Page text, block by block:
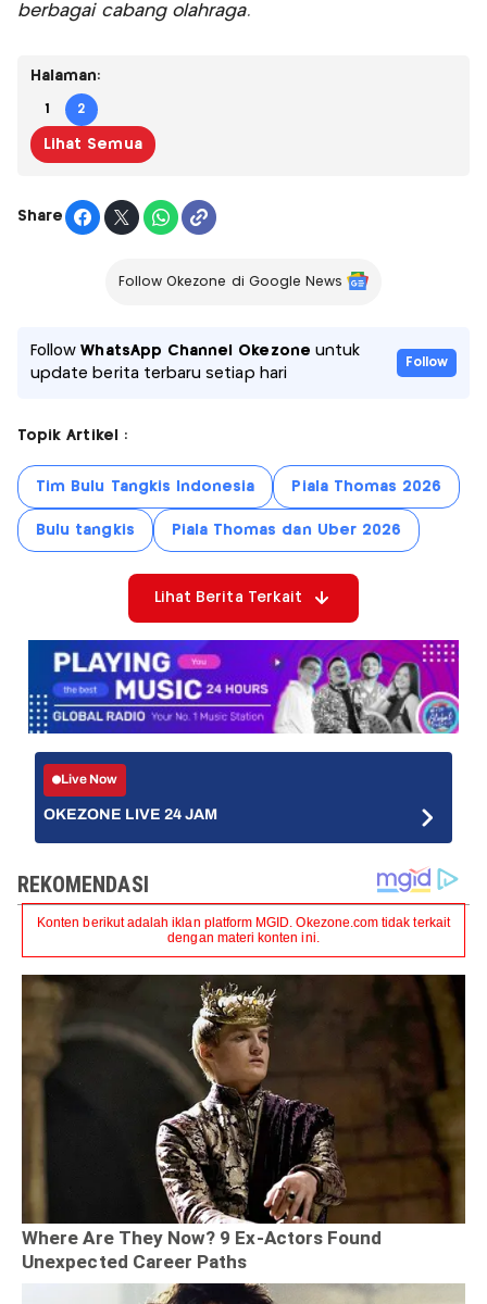
berbagai cabang olahraga.
Halaman:
1 2
Lihat Semua
Share
Follow Okezone di Google News
FollowWhatsApp Channel Okezone untuk
update berita terbaru setiap hari
Follow
Topik Artikel :
Tim Bulu Tangkis Indonesia Piala Thomas 2026
Bulu tangkis Piala Thomas dan Uber 2026
Lihat Berita Terkait
Live Now
OKEZONE LIVE 24 JAM